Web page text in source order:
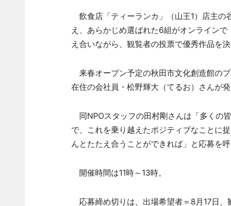
飲食店「ティーランカ」（山王1）店主の
え、あらかじめ選ばれた6組がオンライン
え合いながら、観覧者の投票で優秀作品を
来春オープン予定の秋田市文化創造館の
在住の会社員・松野輝大（てるお）さんが発
同NPOスタッフの田村剛さんは「多くの
で、これを乗り越えたポジティブなことに
んとたたえ合うことができれば」と応募を呼
開催時間は11時～13時。
応募締め切りは、出場希望者＝8月17日、